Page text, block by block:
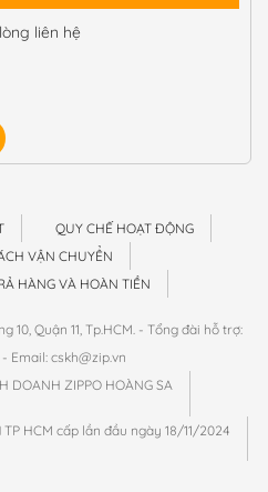
liên hệ
QUY CHẾ HOẠT ĐỘNG
VẬN CHUYỂN
HÀNG VÀ HOÀN TIỀN
10, Quận 11, Tp.HCM. - Tổng đài hỗ trợ:
- Email: cskh@zip.vn
DOANH ZIPPO HOÀNG SA
TP HCM cấp lần đầu ngày 18/11/2024